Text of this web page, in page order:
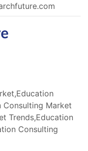
Consulting Market
Trends,Education
Consulting